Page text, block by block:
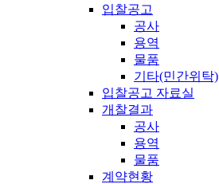
입찰공고
공사
용역
물품
기타(민간위탁)
입찰공고 자료실
개찰결과
공사
용역
물품
계약현황